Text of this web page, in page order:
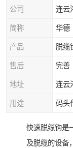
公司 连云
简称 华德
产品 脱缆
售后 完善
地址 连云
用途 码头
快速脱缆钩是
及脱缆的设备